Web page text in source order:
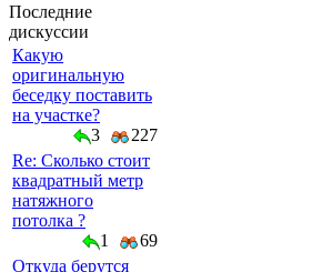
Последние
дискуссии
Какую
оригинальную
беседку поставить
на участке?
3
227
Re: Сколько стоит
квадратный метр
натяжного
потолка ?
1
69
Откуда берутся